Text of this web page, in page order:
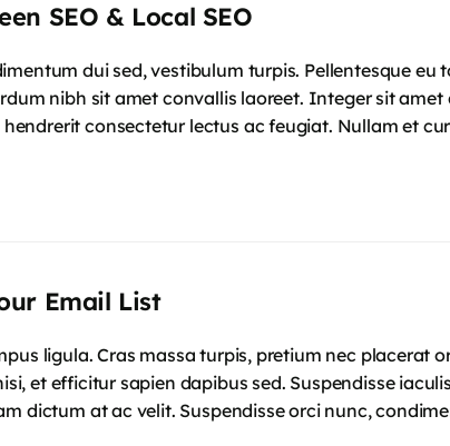
SEO & Local SEO
dui sed, vestibulum turpis. Pellentesque
nibh sit amet convallis laoreet. Integer sit
consectetur lectus ac feugiat. Nullam et
Email List
ligula. Cras massa turpis, pretium nec placerat
et efficitur sapien dapibus sed. Suspendisse
dictum at ac velit. Suspendisse orci nunc,